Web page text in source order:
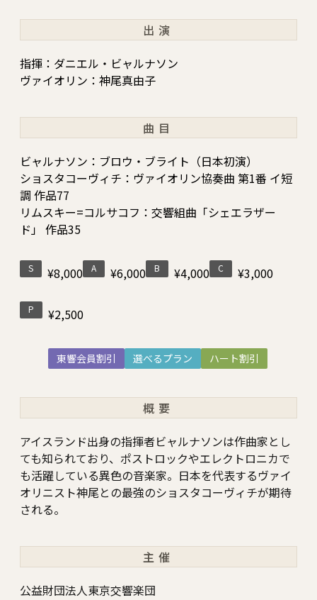
出演
指揮：ダニエル・ビャルナソン
ヴァイオリン：神尾真由子
曲目
ビャルナソン：ブロウ・ブライト（日本初演）
ショスタコーヴィチ：ヴァイオリン協奏曲 第1番 イ短
調 作品77
リムスキー=コルサコフ：交響組曲「シェエラザー
ド」 作品35
S ¥8,000 A ¥6,000 B ¥4,000 C ¥3,000
P ¥2,500
東響会員割引 選べるプラン ハート割引
概要
アイスランド出身の指揮者ビャルナソンは作曲家とし
ても知られており、ポストロックやエレクトロニカで
も活躍している異色の音楽家。日本を代表するヴァイ
オリニスト神尾との最強のショスタコーヴィチが期待
される。
主催
公益財団法人東京交響楽団